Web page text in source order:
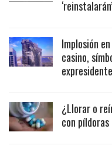
Implosión
casino,
expresidente
¿Llorar o
con